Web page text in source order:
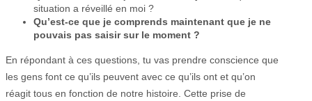
situation a réveillé en moi ?
Qu’est-ce que je comprends maintenant que je ne
pouvais pas saisir sur le moment ?
En répondant à ces questions, tu vas prendre conscience que
les gens font ce qu’ils peuvent avec ce qu’ils ont et qu’on
réagit tous en fonction de notre histoire. Cette prise de